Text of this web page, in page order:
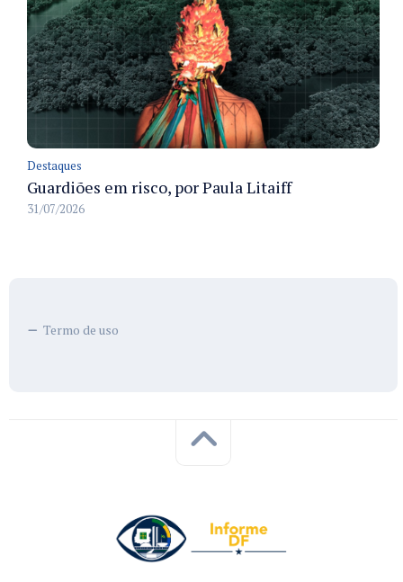
Destaques
Guardiões em risco, por Paula Litaiff
31/07/2026
Termo de uso